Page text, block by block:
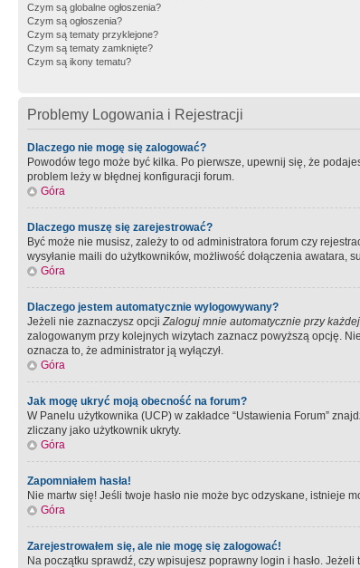
Czym są globalne ogłoszenia?
Czym są ogłoszenia?
Czym są tematy przyklejone?
Czym są tematy zamknięte?
Czym są ikony tematu?
Problemy Logowania i Rejestracji
Dlaczego nie mogę się zalogować?
Powodów tego może być kilka. Po pierwsze, upewnij się, że
problem leży w błędnej konfiguracji forum.
Góra
Dlaczego muszę się zarejestrować?
Być może nie musisz, zależy to od administratora forum czy
wysyłanie maili do użytkowników, możliwość dołączenia awatara,
Góra
Dlaczego jestem automatycznie wylogowywany?
Jeżeli nie zaznaczysz opcjiZaloguj mnie automatycznie przy
zalogowanym przy kolejnych wizytach zaznacz powyższą opcję.
oznacza to, że administrator ją wyłączył.
Góra
Jak mogę ukryć moją obecność na forum?
W Panelu użytkownika (UCP) w zakładce “Ustawienia Forum”
zliczany jako użytkownik ukryty.
Góra
Zapomniałem hasła!
Nie martw się! Jeśli twoje hasło nie może byc odzyskane, istnieje
Góra
Zarejestrowałem się, ale nie mogę się zalogować!
Na początku sprawdź, czy wpisujesz poprawny login i hasło.